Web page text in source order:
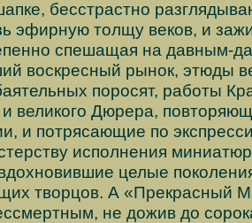
бесстрастно
эфирную толщу веков, и
спешащая на давным-
воскресный рынок, этюды
поросят, работы
великого Дюрера,
и потрясающие по
исполнения
целые
творцов. А «Прекрасный
не дожив до